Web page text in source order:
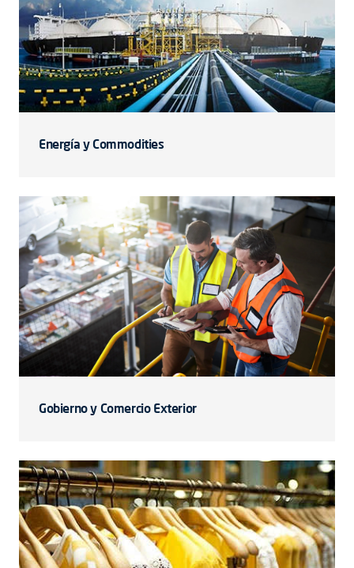
Energía y Commodities
Gobierno y Comercio Exterior